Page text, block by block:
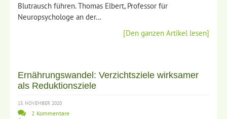
Blutrausch führen. Thomas Elbert, Professor für
Neuropsychologe an der…
[Den ganzen Artikel lesen]
Ernährungswandel: Verzichtsziele wirksamer
als Reduktionsziele
15. NOVEMBER 2020
2 Kommentare